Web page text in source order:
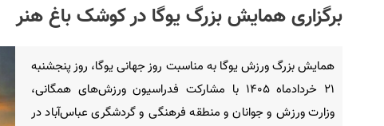
برگزاری همایش بزرگ یوگا در کوشک باغ هنر
همایش بزرگ ورزش یوگا به مناسبت روز جهانی یوگا، روز پنجشنبه
۲۱ خردادماه ۱۴۰۵ با مشارکت فدراسیون ورزش‌های همگانی،
وزارت ورزش و جوانان و منطقه فرهنگی و گردشگری عباس‌آباد در